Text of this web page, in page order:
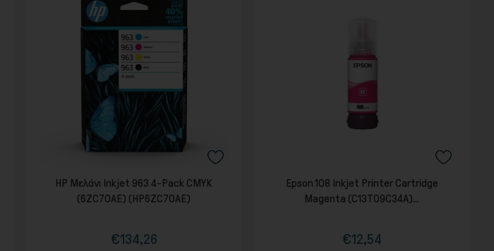
HP Μελάνι Inkjet 963 4-Pack CMYK
(6ZC70AE) (HP6ZC70AE)
Τιμή
€134,26
Epson 108 Inkjet Printer Cartridge
Magenta (C13T09C34A)...
Τιμή
€12,54